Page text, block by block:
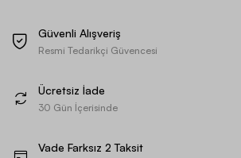
Güvenli Alışveriş
Resmi Tedarikçi Güvencesi
Ücretsiz İade
30 Gün İçerisinde
Vade Farksız 2 Taksit